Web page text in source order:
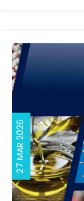
27 MAR 2026